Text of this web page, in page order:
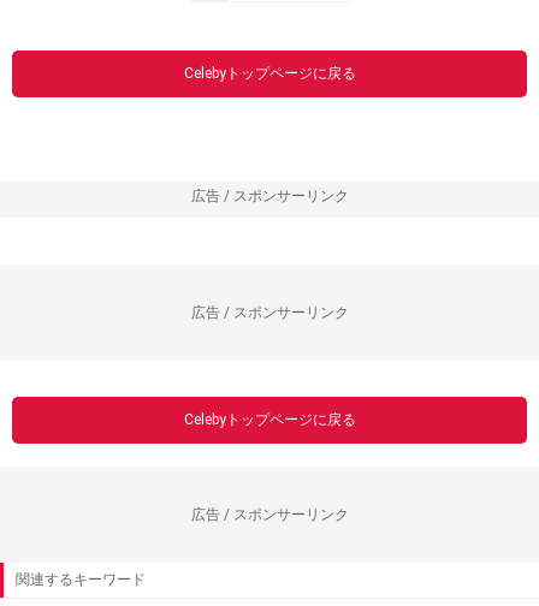
Celebyトップページに戻る
広告 / スポンサーリンク
広告 / スポンサーリンク
Celebyトップページに戻る
広告 / スポンサーリンク
関連するキーワード